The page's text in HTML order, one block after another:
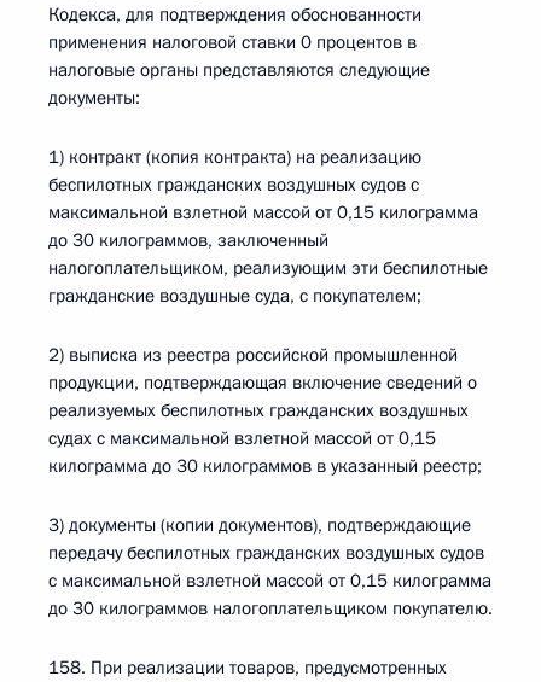
Кодекса, для подтверждения обоснованности
применения налоговой ставки 0 процентов в
налоговые органы представляются следующие
документы:
1) контракт (копия контракта) на реализацию
беспилотных гражданских воздушных судов с
максимальной взлетной массой от 0,15 килограмма
до 30 килограммов, заключенный
налогоплательщиком, реализующим эти беспилотные
гражданские воздушные суда, с покупателем;
2) выписка из реестра российской промышленной
продукции, подтверждающая включение сведений о
реализуемых беспилотных гражданских воздушных
судах с максимальной взлетной массой от 0,15
килограмма до 30 килограммов в указанный реестр;
3) документы (копии документов), подтверждающие
передачу беспилотных гражданских воздушных судов
с максимальной взлетной массой от 0,15 килограмма
до 30 килограммов налогоплательщиком покупателю.
158. При реализации товаров, предусмотренных